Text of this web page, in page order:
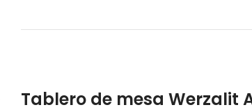
Tablero de mesa Werzalit